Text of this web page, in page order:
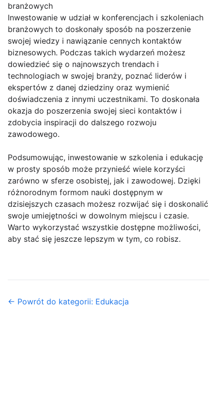
branżowych
Inwestowanie w udział w konferencjach i szkoleniach
branżowych to doskonały sposób na poszerzenie
swojej wiedzy i nawiązanie cennych kontaktów
biznesowych. Podczas takich wydarzeń możesz
dowiedzieć się o najnowszych trendach i
technologiach w swojej branży, poznać liderów i
ekspertów z danej dziedziny oraz wymienić
doświadczenia z innymi uczestnikami. To doskonała
okazja do poszerzenia swojej sieci kontaktów i
zdobycia inspiracji do dalszego rozwoju
zawodowego.
Podsumowując, inwestowanie w szkolenia i edukację
w prosty sposób może przynieść wiele korzyści
zarówno w sferze osobistej, jak i zawodowej. Dzięki
różnorodnym formom nauki dostępnym w
dzisiejszych czasach możesz rozwijać się i doskonalić
swoje umiejętności w dowolnym miejscu i czasie.
Warto wykorzystać wszystkie dostępne możliwości,
aby stać się jeszcze lepszym w tym, co robisz.
← Powrót do kategorii: Edukacja